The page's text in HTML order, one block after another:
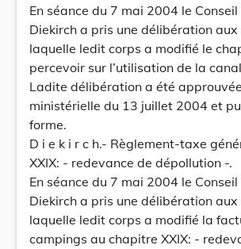
En séance du 7 mai 2004 le
Diekirch a pris une délibération
laquelle ledit corps a modifié le
percevoir sur l’utilisation de la
Ladite délibération a été
ministérielle du 13 juillet 2004 et
forme.
D i e k i r c h.- Règlement-taxe
XXIX: - redevance de dépollution -.
En séance du 7 mai 2004 le
Diekirch a pris une délibération
laquelle ledit corps a modifié la
campings au chapitre XXIX: -